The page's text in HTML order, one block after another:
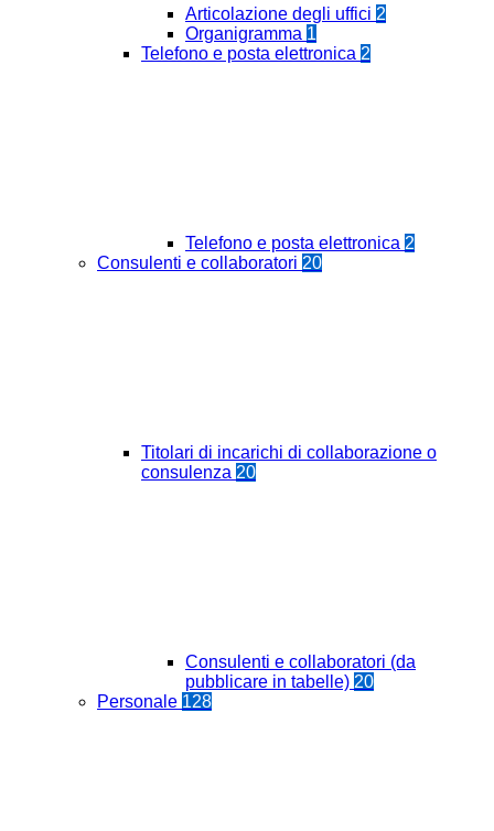
Articolazione degli uffici 2
Organigramma 1
Telefono e posta elettronica 2
Telefono e posta elettronica 2
Consulenti e collaboratori 20
Titolari di incarichi di collaborazione o
consulenza 20
Consulenti e collaboratori (da
pubblicare in tabelle) 20
Personale 128